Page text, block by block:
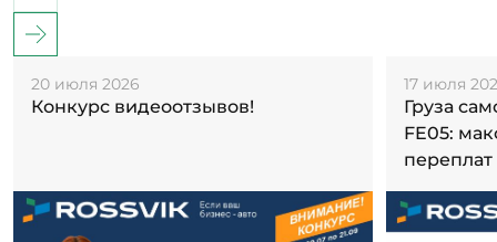
20 июля 2026
Конкурс видеоотзывов!
17 июля
Груза
FE05:
переплат